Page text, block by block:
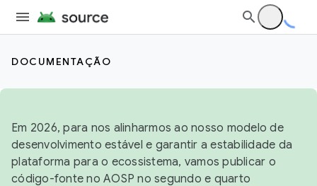
DOCUMENTAÇÃO
Em 2026, para nos alinharmos ao nosso modelo de
desenvolvimento estável e garantir a estabilidade da
plataforma para o ecossistema, vamos publicar o
código-fonte no AOSP no segundo e quarto